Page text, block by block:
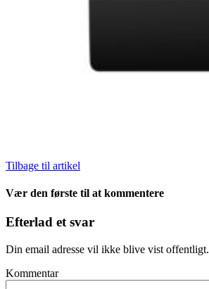
Tilbage til artikel
Vær den første til at kommentere
Efterlad et svar
Din email adresse vil ikke blive vist offentligt.
Kommentar